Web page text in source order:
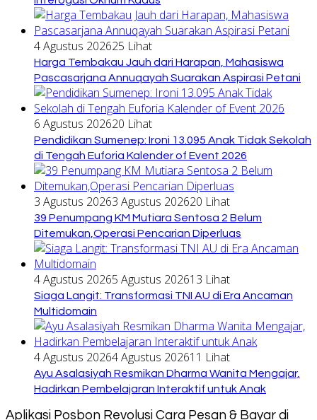
4 Agustus 202625 Lihat
Harga Tembakau Jauh dari Harapan, Mahasiswa
Pascasarjana Annuqayah Suarakan Aspirasi Petani
6 Agustus 202620 Lihat
Pendidikan Sumenep: Ironi 13.095 Anak Tidak Sekolah
di Tengah Euforia Kalender of Event 2026
3 Agustus 20263 Agustus 202620 Lihat
39 Penumpang KM Mutiara Sentosa 2 Belum
Ditemukan,Operasi Pencarian Diperluas
4 Agustus 20265 Agustus 202613 Lihat
Siaga Langit: Transformasi TNI AU di Era Ancaman
Multidomain
4 Agustus 20264 Agustus 202611 Lihat
Ayu Asalasiyah Resmikan Dharma Wanita Mengajar,
Hadirkan Pembelajaran Interaktif untuk Anak
Aplikasi Posbon Revolusi Cara Pesan & Bayar di